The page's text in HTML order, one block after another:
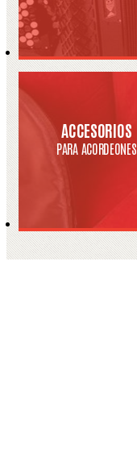
ACCESORIOS
PARA ACORDEONES